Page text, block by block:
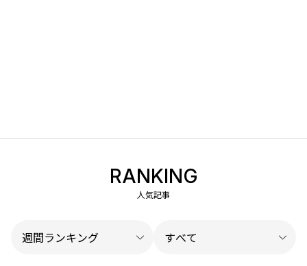
RANKING
人気記事